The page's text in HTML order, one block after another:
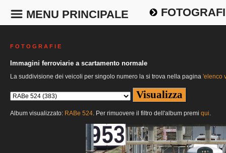
MENU PRINCIPALE
F O T O G R A F I E
Immagini ferroviarie a scartamento normale
La suddivisione dei veicoli per singolo numero la si trova nella pagina 'elenco
Album visualizzato: RABe 524. Per rimuovere il filtro dell'album premi qui.